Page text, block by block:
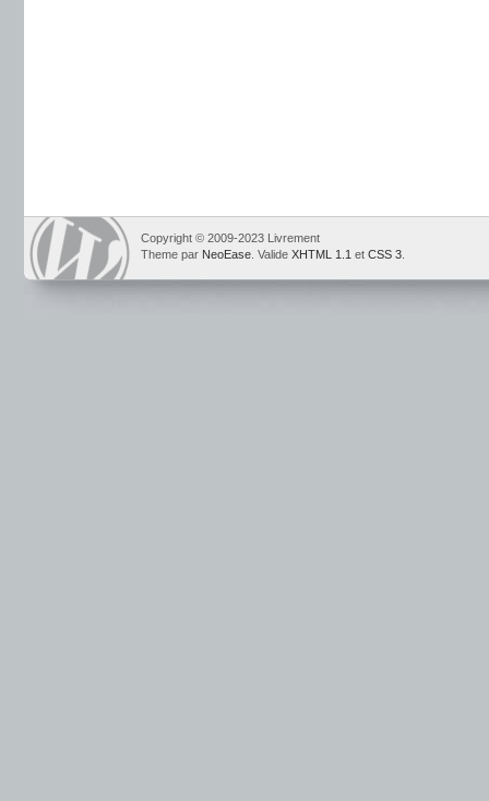
Copyright © 2009-2023 Livrement
Theme par NeoEase . Valide XHTML 1.1 et CSS 3